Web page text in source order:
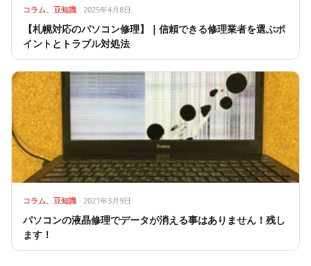
コラム、豆知識 2025年4月8日
【札幌対応のパソコン修理】｜信頼できる修理業者を選ぶポ
イントとトラブル対処法
コラム、豆知識 2021年3月9日
パソコンの液晶修理でデータが消える事はありません！残し
ます！